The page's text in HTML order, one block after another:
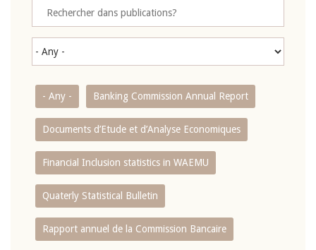
- Any - Banking Commission Annual Report
Documents d’Etude et d’Analyse Economiques
Financial Inclusion statistics in WAEMU
Quaterly Statistical Bulletin
Rapport annuel de la Commission Bancaire